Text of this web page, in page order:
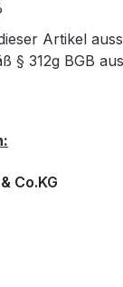
Artikel
§ 312g BGB
Co.KG